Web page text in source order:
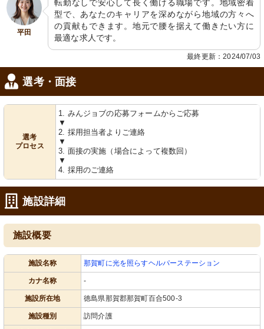
平田
転勤なしで安心して長く働ける職場です。地域密着
型で、あなたのキャリアを深めながら地域の方々へ
の貢献もできます。地元で腰を据えて働きたい方に
最適な求人です。
最終更新：2024/07/03
選考・面接
選考
プロセス
1. みんジョブの応募フォームからご応募
▼
2. 採用担当者よりご連絡
▼
3. 面接の実施（場合によって複数回）
▼
4. 採用のご連絡
施設詳細
施設概要
施設名称 那賀町に光を照らすヘルパーステーション
カナ名称 -
施設所在地 徳島県那賀郡那賀町百合500-3
施設種別 訪問介護